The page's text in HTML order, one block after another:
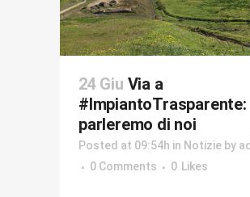
24 Giu Via a
#ImpiantoTrasparente:
parleremo di noi
Posted at 09:54h in Notizie by
0 Comments
0 Likes